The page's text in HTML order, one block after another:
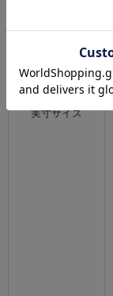
カラー展開
セット内容
実寸サイズ